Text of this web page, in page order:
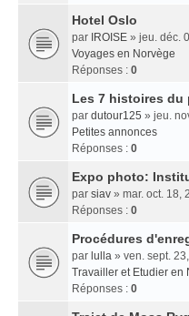
Hotel Oslo
par IROISE » jeu. déc.
Voyages en Norvège
Réponses : 0
Les 7 histoires du
par dutour125 » jeu.
Petites annonces
Réponses : 0
Expo photo:
par siav » mar. oct. 18,
Réponses : 0
Procédures
par lulla » ven. sept.
Travailler et Etudier en
Réponses : 0